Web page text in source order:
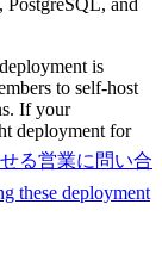
る営業に問い合
and
is
to self-host
If your
deployment for
these deployment